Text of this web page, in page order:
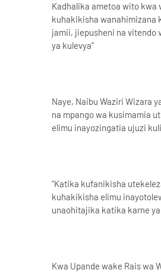
Kadhalika ametoa wito kwa
kuhakikisha wanahimizana
jamii, jiepusheni na vitendo
ya kulevya”
Naye, Naibu Waziri Wizara
na mpango wa kusimamia
elimu inayozingatia ujuzi
“Katika kufanikisha
kuhakikisha elimu
unaohitajika katika karne ya
Kwa Upande wake Rais wa